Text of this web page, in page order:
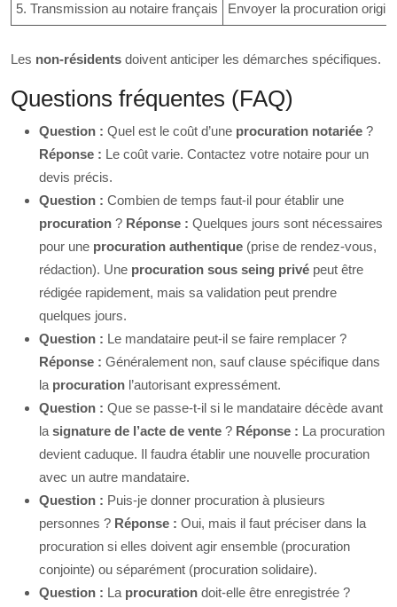
5. Transmission au notaire français Envoyer la procuration
Les non-résidents doivent anticiper les démarches spécifiques.
Questions fréquentes (FAQ)
Question : Quel est le coût d’une procuration notariée ?
Réponse : Le coût varie. Contactez votre notaire pour un
devis précis.
Question : Combien de temps faut-il pour établir une
procuration ? Réponse : Quelques jours sont nécessaires
pour une procuration authentique (prise de rendez-vous,
rédaction). Une procuration sous seing privé peut être
rédigée rapidement, mais sa validation peut prendre
quelques jours.
Question : Le mandataire peut-il se faire remplacer ?
Réponse : Généralement non, sauf clause spécifique dans
la procuration l’autorisant expressément.
Question : Que se passe-t-il si le mandataire décède avant
la signature de l’acte de vente ? Réponse : La procuration
devient caduque. Il faudra établir une nouvelle procuration
avec un autre mandataire.
Question : Puis-je donner procuration à plusieurs
personnes ? Réponse : Oui, mais il faut préciser dans la
procuration si elles doivent agir ensemble (procuration
conjointe) ou séparément (procuration solidaire).
Question : La procuration doit-elle être enregistrée ?